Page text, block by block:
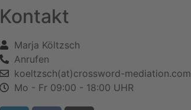
Kontakt
Marja Költzsch
Anrufen
koeltzsch(at)crossword-mediation.com
Mo - Fr 09:00 - 18:00 UHR